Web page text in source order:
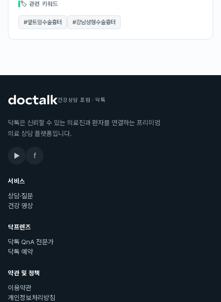
🏷 관련 키워드
#앞트임수술흉터 #강남성형수술흉터
건강상담 포럼 · 닥톡
닥톡은 신뢰할 수 있는 의료진과 환자를 연결하는 프리미엄
의료 상담 플랫폼입니다.
▶ f
서비스
상담·질문
건강 영상
닥프렌즈
닥톡 QnA 전문가
닥톡 예약
약관 및 정책
이용약관
개인정보처리방침